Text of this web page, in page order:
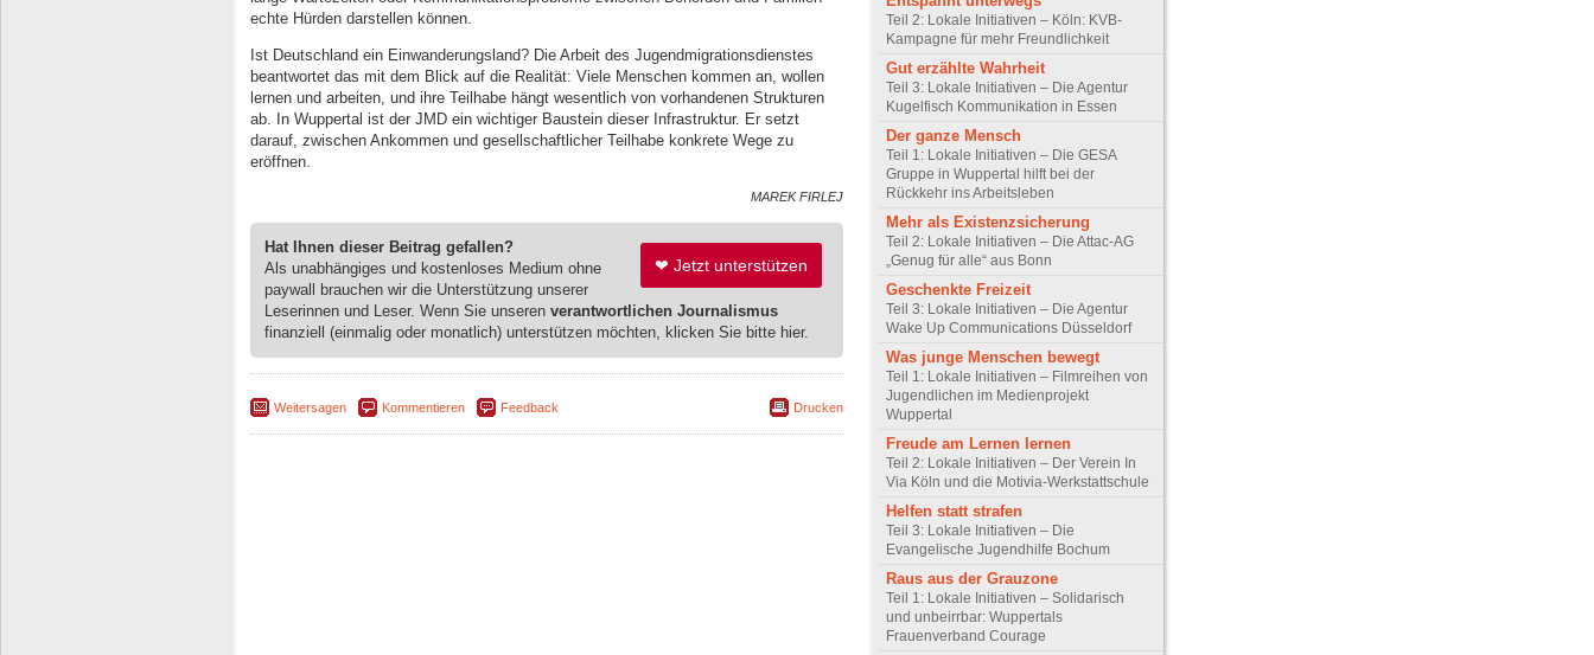
echte Hürden darstellen können.
Ist Deutschland ein Einwanderungsland? Die Arbeit des Jugendmigrationsdienstes
beantwortet das mit dem Blick auf die Realität: Viele Menschen kommen an, wollen
lernen und arbeiten, und ihre Teilhabe hängt wesentlich von vorhandenen Strukturen
ab. In Wuppertal ist der JMD ein wichtiger Baustein dieser Infrastruktur. Er setzt
darauf, zwischen Ankommen und gesellschaftlicher Teilhabe konkrete Wege zu
eröffnen.
MAREK FIRLEJ
❤ Jetzt unterstützen
Hat Ihnen dieser Beitrag gefallen?
Als unabhängiges und kostenloses Medium ohne
paywall brauchen wir die Unterstützung unserer
Leserinnen und Leser. Wenn Sie unseren verantwortlichen Journalismus
finanziell (einmalig oder monatlich) unterstützen möchten, klicken Sie bitte hier.
Weitersagen Kommentieren Feedback Drucken
Teil 2: Lokale Initiativen – Köln: KVB-
Kampagne für mehr Freundlichkeit
Gut erzählte Wahrheit
Teil 3: Lokale Initiativen – Die Agentur
Kugelfisch Kommunikation in Essen
Der ganze Mensch
Teil 1: Lokale Initiativen – Die GESA
Gruppe in Wuppertal hilft bei der
Rückkehr ins Arbeitsleben
Mehr als Existenzsicherung
Teil 2: Lokale Initiativen – Die Attac-AG
„Genug für alle“ aus Bonn
Geschenkte Freizeit
Teil 3: Lokale Initiativen – Die Agentur
Wake Up Communications Düsseldorf
Was junge Menschen bewegt
Teil 1: Lokale Initiativen – Filmreihen von
Jugendlichen im Medienprojekt
Wuppertal
Freude am Lernen lernen
Teil 2: Lokale Initiativen – Der Verein In
Via Köln und die Motivia-Werkstattschule
Helfen statt strafen
Teil 3: Lokale Initiativen – Die
Evangelische Jugendhilfe Bochum
Raus aus der Grauzone
Teil 1: Lokale Initiativen – Solidarisch
und unbeirrbar: Wuppertals
Frauenverband Courage